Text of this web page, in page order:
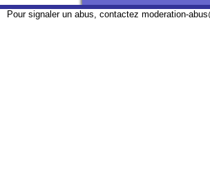
Pour signaler un abus, contactez moderation-